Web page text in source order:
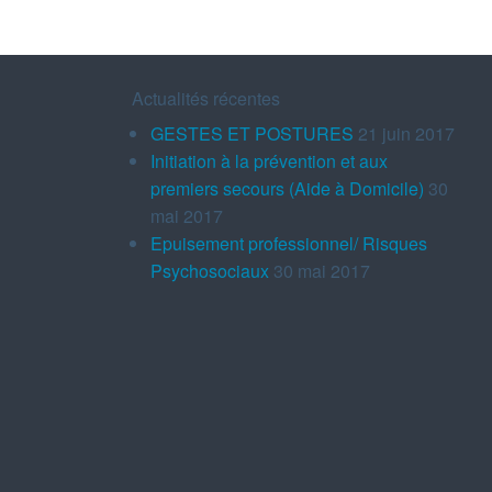
Actualités récentes
GESTES ET POSTURES 21 juin 2017
Initiation à la prévention et aux
premiers secours (Aide à Domicile) 30
mai 2017
Epuisement professionnel/ Risques
Psychosociaux 30 mai 2017